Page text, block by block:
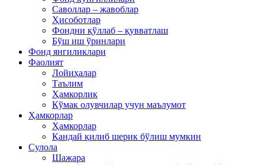
Саволлар – жавоблар
Ҳисоботлар
Фондни қўллаб – қувватлаш
Бўш иш ўринлари
Фонд янгиликлари
Фаолият
Лойиҳалар
Таълим
Ҳамкорлик
Кўмак олувчилар учун маълумот
Ҳамкорлар
Ҳамкорлар
Қандай қилиб шерик бўлиш мумкин
Сулола
Шажара